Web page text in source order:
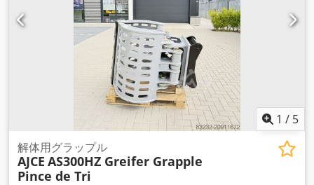
1 / 5
解体用グラップル
AJCE AS300HZ Greifer Grapple
Pince de Tri